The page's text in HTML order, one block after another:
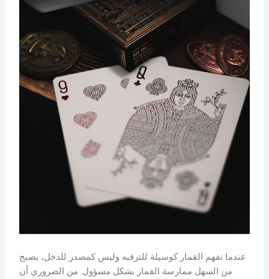
عندما نفهم القمار كوسيلة للترفيه وليس كمصدر للدخل، يصبح
من السهل ممارسة القمار بشكل مسؤول. من الضروري أن